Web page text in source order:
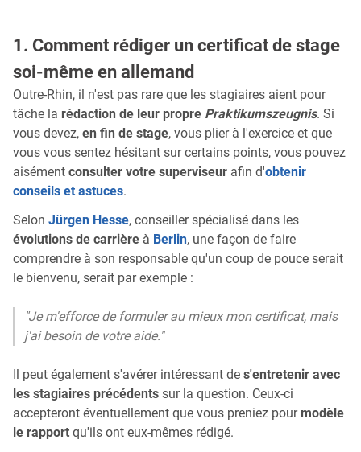
1. Comment rédiger un certificat de stage
soi-même en allemand
Outre-Rhin, il n'est pas rare que les stagiaires aient pour
tâche la rédaction de leur propre Praktikumszeugnis. Si
vous devez, en fin de stage, vous plier à l'exercice et que
vous vous sentez hésitant sur certains points, vous pouvez
aisément consulter votre superviseur afin d'obtenir
conseils et astuces.
Selon Jürgen Hesse, conseiller spécialisé dans les
évolutions de carrière à Berlin, une façon de faire
comprendre à son responsable qu'un coup de pouce serait
le bienvenu, serait par exemple :
"Je m'efforce de formuler au mieux mon certificat, mais
j'ai besoin de votre aide."
Il peut également s'avérer intéressant de s'entretenir avec
les stagiaires précédents sur la question. Ceux-ci
accepteront éventuellement que vous preniez pour modèle
le rapport qu'ils ont eux-mêmes rédigé.